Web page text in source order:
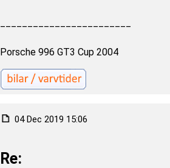
Porsche 996 GT3 Cup 2004
04 Dec 2019 15:06
Re: